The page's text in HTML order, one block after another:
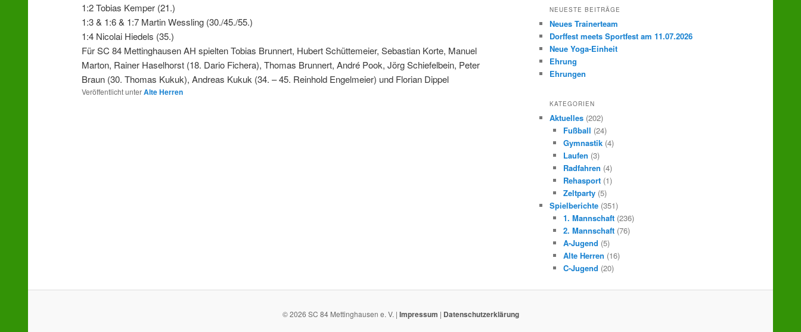
1:2 Tobias Kemper (21.)
1:3 & 1:6 & 1:7 Martin Wessling (30./45./55.)
1:4 Nicolai Hiedels (35.)
Für SC 84 Mettinghausen AH spielten Tobias Brunnert, Hubert Schüttemeier, Sebastian Korte, Manuel
Marton, Rainer Haselhorst (18. Dario Fichera), Thomas Brunnert, André Pook, Jörg Schiefelbein, Peter
Braun (30. Thomas Kukuk), Andreas Kukuk (34. – 45. Reinhold Engelmeier) und Florian Dippel
Veröffentlicht unterAlte Herren
NEUESTE BEITRÄGE
Neues Trainerteam
Dorffest meets Sportfest am 11.07.2026
Neue Yoga-Einheit
Ehrung
Ehrungen
KATEGORIEN
Aktuelles (202)
Fußball (24)
Gymnastik(4)
Laufen (3)
Radfahren (4)
Rehasport(1)
Zeltparty(5)
Spielberichte (351)
1. Mannschaft(236)
2. Mannschaft(76)
A-Jugend (5)
Alte Herren (16)
C-Jugend (20)
© 2026 SC 84 Mettinghausen e. V. | Impressum | Datenschutzerklärung